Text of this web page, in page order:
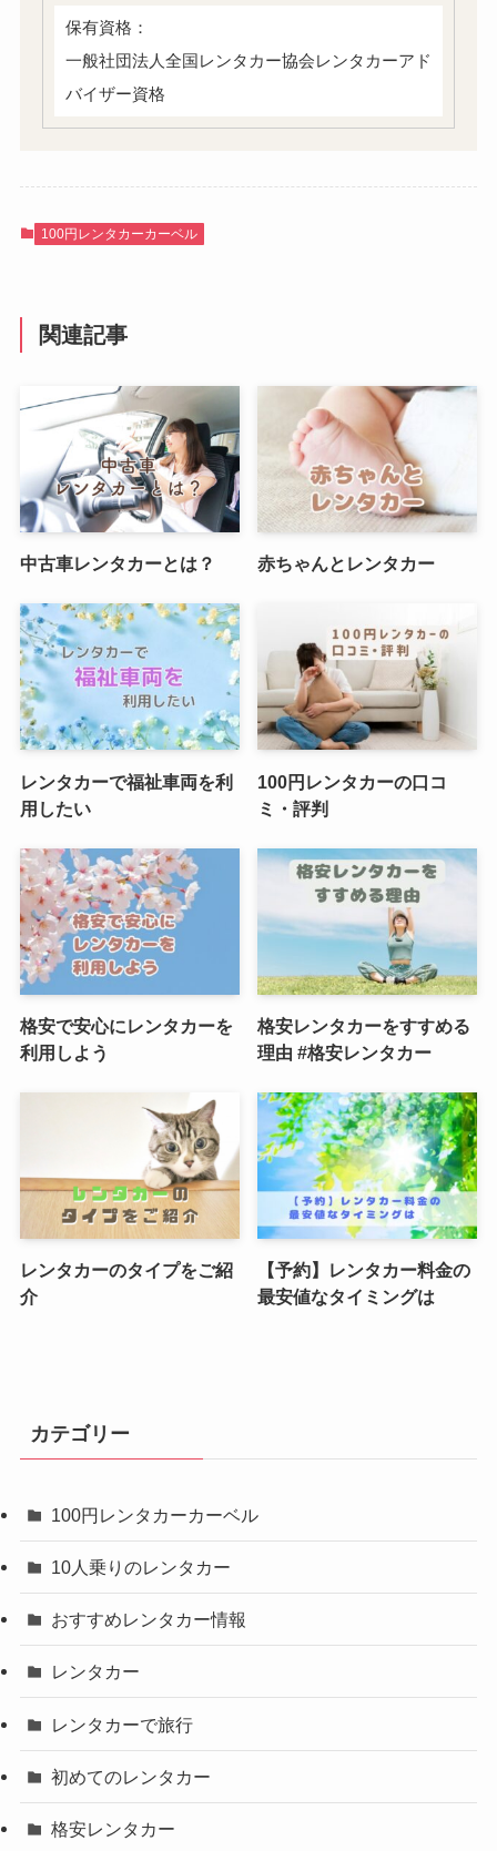
保有資格：
一般社団法人全国レンタカー協会レンタカーアド
バイザー資格
100円レンタカーカーベル
関連記事
中古車レンタカーとは？ 赤ちゃんとレンタカー
レンタカーで福祉車両を利
用したい
100円レンタカーの口コ
ミ・評判
格安で安心にレンタカーを
利用しよう
格安レンタカーをすすめる
理由 #格安レンタカー
レンタカーのタイプをご紹
介
【予約】レンタカー料金の
最安値なタイミングは
カテゴリー
100円レンタカーカーベル
10人乗りのレンタカー
おすすめレンタカー情報
レンタカー
レンタカーで旅行
初めてのレンタカー
格安レンタカー